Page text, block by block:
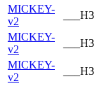
MICKEY-
v2
___H3
MICKEY-
v2
___H3
MICKEY-
v2
___H3